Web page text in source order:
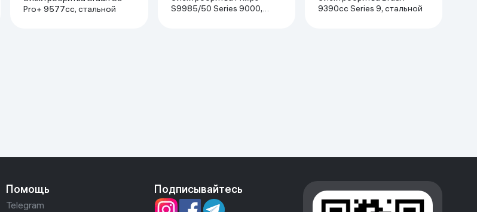
Pro+ 9577сс, стальной
S9985/50 Series 9000,
9390cc Series 9, стальной
Помощь
Telegram
Подписывайтесь